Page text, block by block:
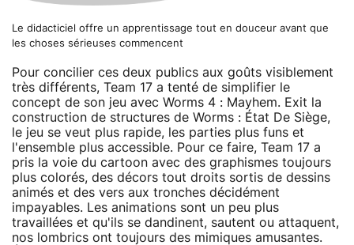
Le didacticiel offre un apprentissage tout en douceur avant que
les choses sérieuses commencent
Pour concilier ces deux publics aux goûts visiblement
très différents, Team 17 a tenté de simplifier le
concept de son jeu avec Worms 4 : Mayhem. Exit la
construction de structures de Worms : État De Siège,
le jeu se veut plus rapide, les parties plus funs et
l'ensemble plus accessible. Pour ce faire, Team 17 a
pris la voie du cartoon avec des graphismes toujours
plus colorés, des décors tout droits sortis de dessins
animés et des vers aux tronches décidément
impayables. Les animations sont un peu plus
travaillées et qu'ils se dandinent, sautent ou attaquent,
nos lombrics ont toujours des mimiques amusantes.